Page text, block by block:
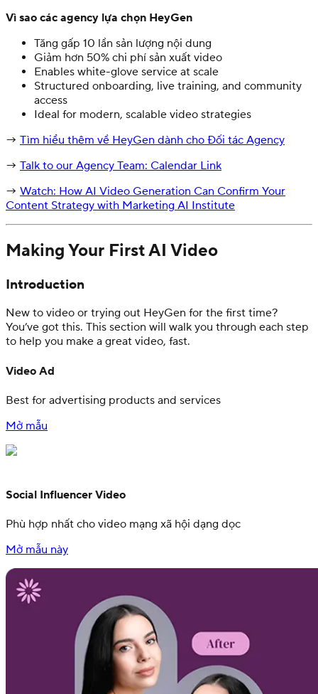
Vì sao các agency lựa chọn HeyGen
Tăng gấp 10 lần sản lượng nội dung
Giảm hơn 50% chi phí sản xuất video
Enables white-glove service at scale
Structured onboarding, live training, and community
access
Ideal for modern, scalable video strategies
→ Tìm hiểu thêm về HeyGen dành cho Đối tác Agency
→ Talk to our Agency Team: Calendar Link
→ Watch: How AI Video Generation Can Confirm Your
Content Strategy with Marketing AI Institute
Making Your First AI Video
Introduction
New to video or trying out HeyGen for the first time?
You’ve got this. This section will walk you through each step
to help you make a great video, fast.
Video Ad
Best for advertising products and services
Mở mẫu
Social Influencer Video
Phù hợp nhất cho video mạng xã hội dạng dọc
Mở mẫu này